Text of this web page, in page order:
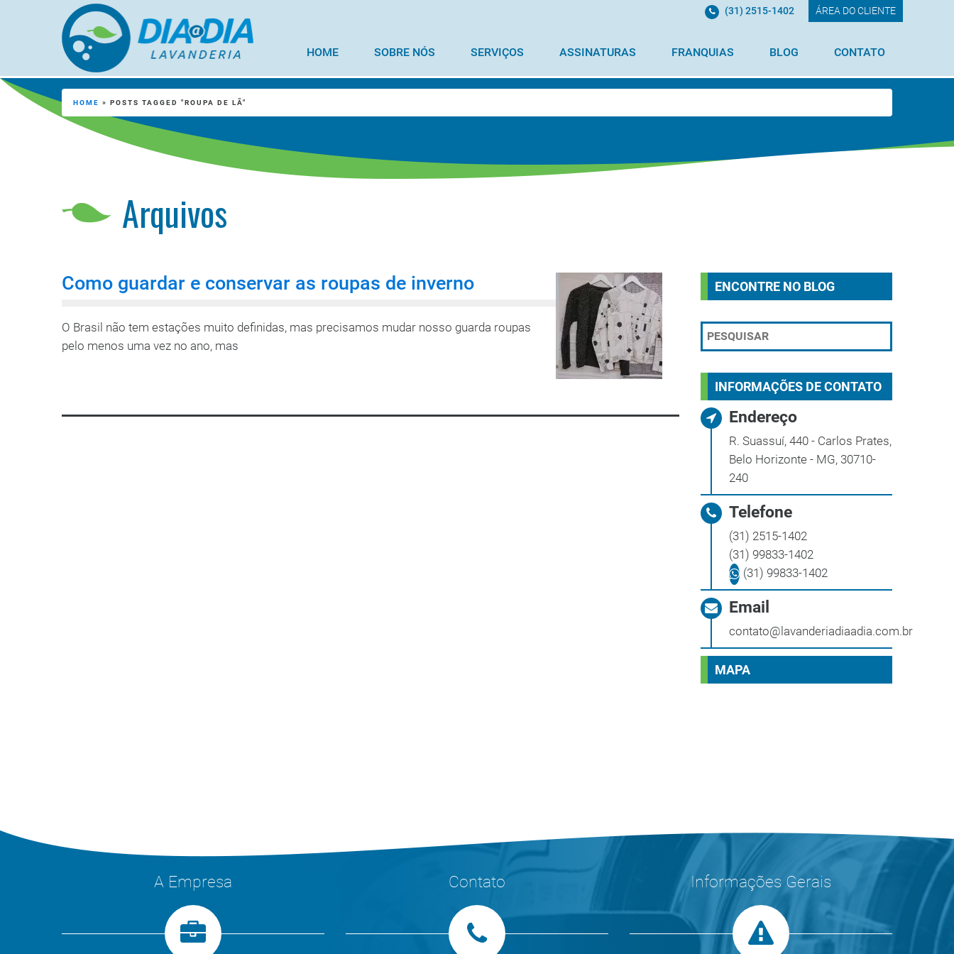
ÁREA DO CLIENTE
(31) 2515-1402
HOME SOBRE NÓS SERVIÇOS ASSINATURAS FRANQUIAS BLOG CONTATO
Arquivos
HOME » POSTS TAGGED "ROUPA DE LÃ"
Como guardar e conservar as roupas de inverno
O Brasil não tem estações muito definidas, mas precisamos mudar nosso guarda roupas
pelo menos uma vez no ano, mas
ENCONTRE NO BLOG
INFORMAÇÕES DE CONTATO
Endereço
R. Suassuí, 440 - Carlos Prates,
Belo Horizonte - MG, 30710-
240
Telefone
(31) 2515-1402
(31) 99833-1402
(31) 99833-1402
Email
contato@lavanderiadiaadia.com.br
MAPA
A Empresa Contato Informações Gerais